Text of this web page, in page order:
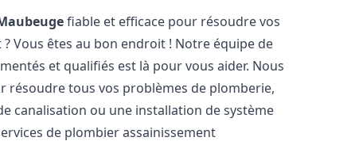
fiable et efficace pour résoudre vos
Vous êtes au bon endroit ! Notre équipe de
et qualifiés est là pour vous aider. Nous
tous vos problèmes de plomberie,
canalisation ou une installation de système
de plombier assainissement